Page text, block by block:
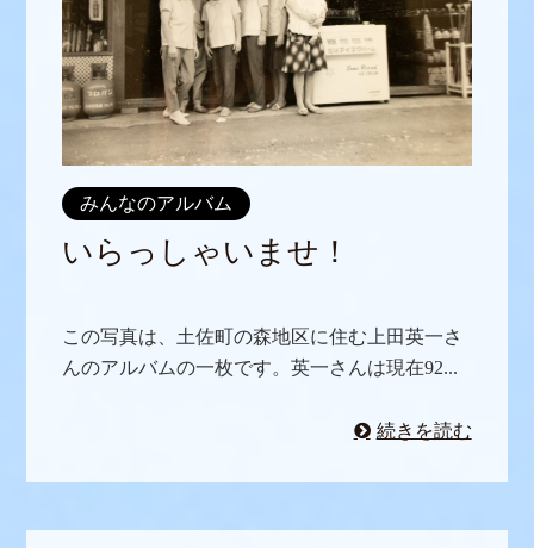
みんなのアルバム
いらっしゃいませ！
この写真は、土佐町の森地区に住む上田英一さ
んのアルバムの一枚です。英一さんは現在92...
続きを読む